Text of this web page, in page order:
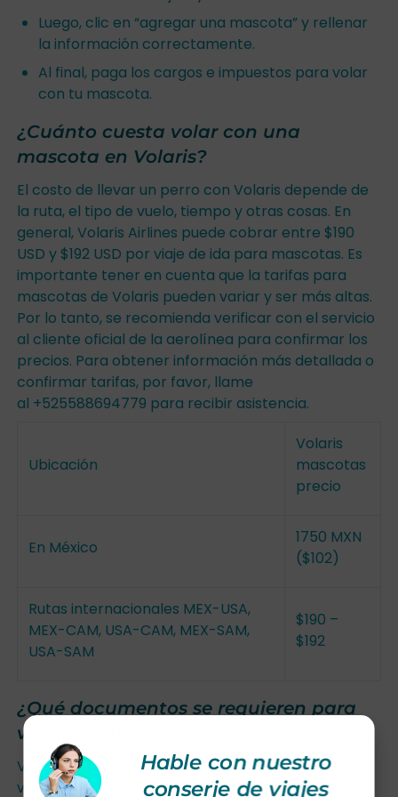
Luego, clic en “agregar una mascota” y rellenar
la información correctamente.
Al final, paga los cargos e impuestos para volar
con tu mascota.
¿Cuánto cuesta volar con una
mascota en Volaris?
El costo de llevar un perro con Volaris depende de
la ruta, el tipo de vuelo, tiempo y otras cosas. En
general, Volaris Airlines puede cobrar entre $190
USD y $192 USD por viaje de ida para mascotas. Es
importante tener en cuenta que la tarifas para
mascotas de Volaris pueden variar y ser más altas.
Por lo tanto, se recomienda verificar con el servicio
al cliente oficial de la aerolínea para confirmar los
precios. Para obtener información más detallada o
confirmar tarifas, por favor, llame
al +525588694779 para recibir asistencia.
Ubicación
Volaris
mascotas
precio
En México
1750 MXN
($102)
Rutas internacionales MEX-USA,
MEX-CAM, USA-CAM, MEX-SAM,
USA-SAM
$190 –
$192
¿Qué documentos se requieren para
volar con una mascota en Volaris?
Volaris Airlines necesita las documentaciones para
viajar con las mascotas. Si algún pasajero desea
Hable con nuestro
conserje de viajes